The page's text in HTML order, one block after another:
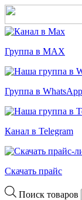
Группа в MAX
Группа в WhatsApp
Канал в Telegram
Скачать прайс
Поиск товаров